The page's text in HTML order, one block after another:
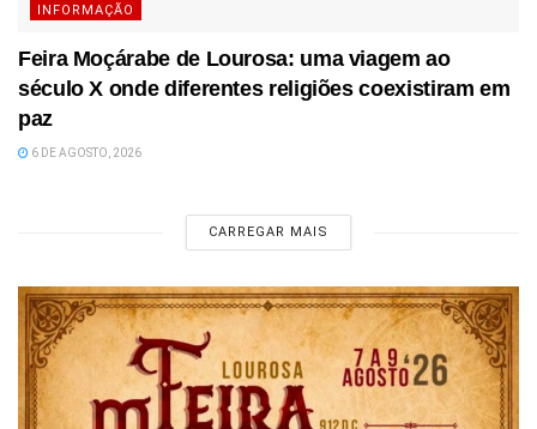
INFORMAÇÃO
Feira Moçárabe de Lourosa: uma viagem ao
século X onde diferentes religiões coexistiram em
paz
6 DE AGOSTO, 2026
CARREGAR MAIS